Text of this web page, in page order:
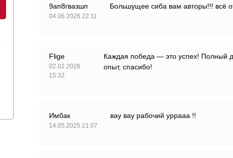
9ап8гвазшп
04.06.2026 22:11
Большущее сиба вам авторы!!! всё
Flige
02.02.2026
15:32
Каждая победа — это успех! Полный
опыт, спасибо!
Имбак
14.05.2025 21:07
вау вау рабочий уррааа !!